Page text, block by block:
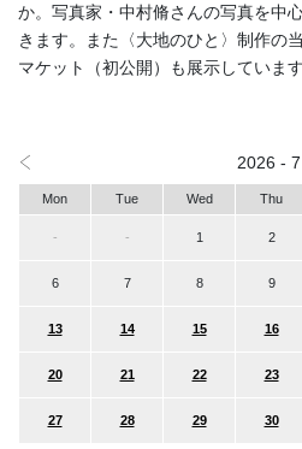
か。写真家・中村脩さんの写真を中
きます。また〈大地のひと〉制作の
マケット（初公開）も展示しています
2026 - 7
Mon Tue Wed Thu
- - 1 2
6 7 8 9
13 14 15 16
20 21 22 23
27 28 29 30